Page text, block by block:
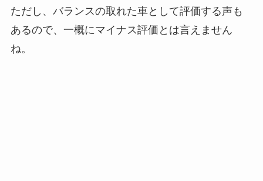
ただし、バランスの取れた車として評価する声も
あるので、一概にマイナス評価とは言えません
ね。